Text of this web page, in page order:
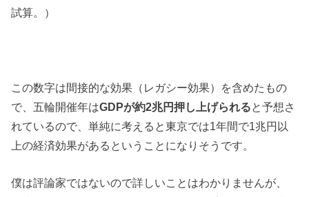
試算。）
この数字は間接的な効果（レガシー効果）を含めたもの
で、五輪開催年はGDPが約2兆円押し上げられると予想さ
れているので、単純に考えると東京では1年間で1兆円以
上の経済効果があるということになりそうです。
僕は評論家ではないので詳しいことはわかりませんが、